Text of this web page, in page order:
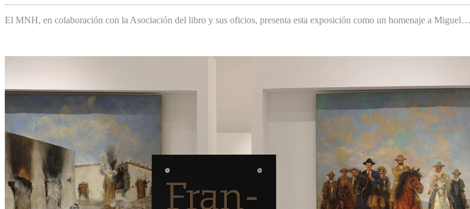
El MNH, en colaboración con la Asociación del libro y sus oficios, presenta esta exposición como un homenaje a Miguel…